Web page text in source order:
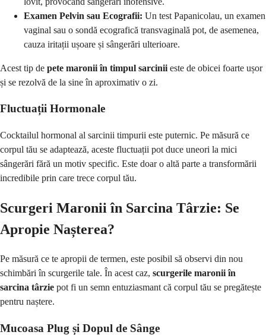
Examen Pelvin sau Ecografii: Un test Papanicolau, un examen
vaginal sau o sondă ecografică transvaginală pot, de asemenea,
cauza iritații ușoare și sângerări ulterioare.
Acest tip de pete maronii în timpul sarcinii este de obicei foarte ușor
și se rezolvă de la sine în aproximativ o zi.
Fluctuații Hormonale
Cocktailul hormonal al sarcinii timpurii este puternic. Pe măsură ce
corpul tău se adaptează, aceste fluctuații pot duce uneori la mici
sângerări fără un motiv specific. Este doar o altă parte a transformării
incredibile prin care trece corpul tău.
Scurgeri Maronii în Sarcina Târzie: Se
Apropie Nașterea?
Pe măsură ce te apropii de termen, este posibil să observi din nou
schimbări în scurgerile tale. În acest caz, scurgerile maronii în
sarcina târzie pot fi un semn entuziasmant că corpul tău se pregătește
pentru naștere.
Mucoasa Plug și Dopul de Sânge